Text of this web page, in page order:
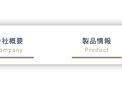
社概要 製品情報
Product